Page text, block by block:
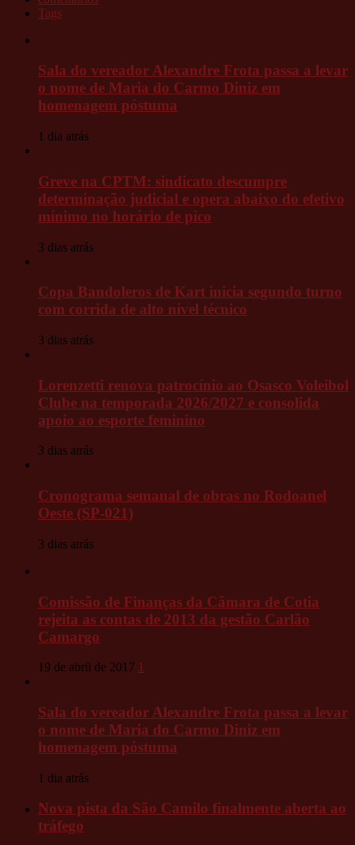
Tags
Sala do vereador Alexandre Frota passa a levar
o nome de Maria do Carmo Diniz em
homenagem póstuma
1 dia atrás
Greve na CPTM: sindicato descumpre
determinação judicial e opera abaixo do efetivo
mínimo no horário de pico
3 dias atrás
Copa Bandoleros de Kart inicia segundo turno
com corrida de alto nível técnico
3 dias atrás
Lorenzetti renova patrocínio ao Osasco Voleibol
Clube na temporada 2026/2027 e consolida
apoio ao esporte feminino
3 dias atrás
Cronograma semanal de obras no Rodoanel
Oeste (SP-021)
3 dias atrás
Comissão de Finanças da Câmara de Cotia
rejeita as contas de 2013 da gestão Carlão
Camargo
19 de abril de 2017 1
Sala do vereador Alexandre Frota passa a levar
o nome de Maria do Carmo Diniz em
homenagem póstuma
1 dia atrás
Nova pista da São Camilo finalmente aberta ao
tráfego